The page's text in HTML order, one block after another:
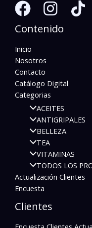
Contenido
Inicio
Nosotros
Contacto
Catálogo Digital
Categorias
ACEITES
ANTIGRIPALES
BELLEZA
TEA
VITAMINAS
TODOS LOS
Actualización Clientes
Encuesta
Clientes